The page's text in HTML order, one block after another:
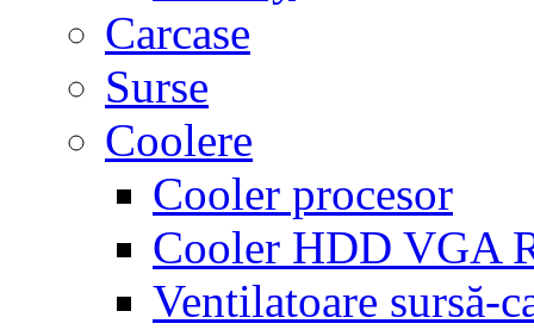
Carcase
Surse
Coolere
Cooler procesor
Cooler HDD VGA
Ventilatoare sursă-